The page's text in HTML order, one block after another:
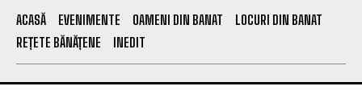
ACASĂ EVENIMENTE OAMENI DIN BANAT
LOCURI DIN BANAT
REȚETE BĂNĂȚENE
INEDIT